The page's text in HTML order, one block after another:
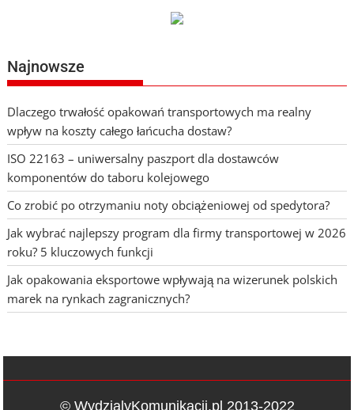
Najnowsze
Dlaczego trwałość opakowań transportowych ma realny
wpływ na koszty całego łańcucha dostaw?
ISO 22163 – uniwersalny paszport dla dostawców
komponentów do taboru kolejowego
Co zrobić po otrzymaniu noty obciążeniowej od spedytora?
Jak wybrać najlepszy program dla firmy transportowej w 2026
roku? 5 kluczowych funkcji
Jak opakowania eksportowe wpływają na wizerunek polskich
marek na rynkach zagranicznych?
© WydzialyKomunikacji.pl 2013-2022